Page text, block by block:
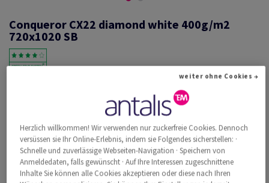
Conqueror CX22 diamond white 400g/m2
720x1020 SB
Conqueror CX22, diamond white, 400g/m2, smooth, ohne
Wasserzeichen, woodfree ECF with 15% cotton, 420µm, 720mm x
1020mm, B1+, SB, Paket zu 50 Bogen/Blatt, FSC Mix Credit
Weitere Produktinformationen
Produkt weiterempfehlen
Katalogpreis inkl. MwSt.
Herzlich willkommen! Wir verwenden nur zuckerfreie Cookies. Dennoch
versüssen sie Ihr Online-Erlebnis, indem sie Folgendes sicherstellen: ·
Schnelle und zuverlässige Webseiten-Navigation · Speichern von
Anmeldedaten, falls gewünscht · Auf Ihre Interessen zugeschnittene
Inhalte Sie können alle Cookies akzeptieren oder diese nach Ihren
weiter ohne Cookies →